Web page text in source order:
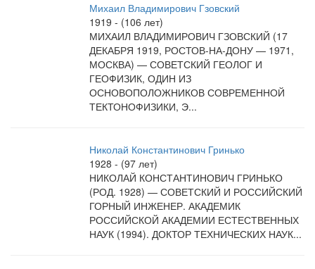
Михаил Владимирович Гзовский
1919 - (106 лет)
МИХАИЛ ВЛАДИМИРОВИЧ ГЗОВСКИЙ (17
ДЕКАБРЯ 1919, РОСТОВ-НА-ДОНУ — 1971,
МОСКВА) — СОВЕТСКИЙ ГЕОЛОГ И
ГЕОФИЗИК, ОДИН ИЗ
ОСНОВОПОЛОЖНИКОВ СОВРЕМЕННОЙ
ТЕКТОНОФИЗИКИ, Э...
Николай Константинович Гринько
1928 - (97 лет)
НИКОЛАЙ КОНСТАНТИНОВИЧ ГРИНЬКО
(РОД. 1928) — СОВЕТСКИЙ И РОССИЙСКИЙ
ГОРНЫЙ ИНЖЕНЕР. АКАДЕМИК
РОССИЙСКОЙ АКАДЕМИИ ЕСТЕСТВЕННЫХ
НАУК (1994). ДОКТОР ТЕХНИЧЕСКИХ НАУК...